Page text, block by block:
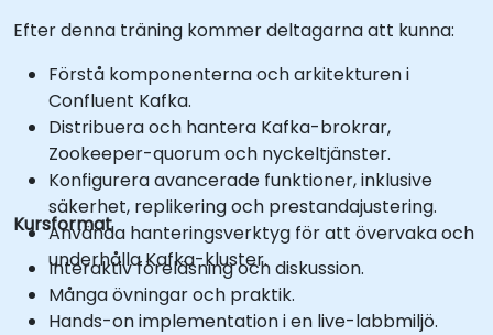
Efter denna träning kommer deltagarna att kunna:
Förstå komponenterna och arkitekturen i
Confluent Kafka.
Distribuera och hantera Kafka-brokrar,
Zookeeper-quorum och nyckeltjänster.
Konfigurera avancerade funktioner, inklusive
säkerhet, replikering och prestandajustering.
Använda hanteringsverktyg för att övervaka och
underhålla Kafka-kluster.
Kursformat
Interaktiv föreläsning och diskussion.
Många övningar och praktik.
Hands-on implementation i en live-labbmiljö.